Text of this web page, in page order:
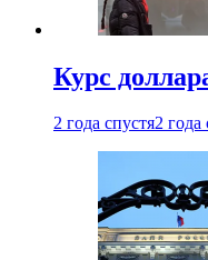
Курс
2 года спустя2 года